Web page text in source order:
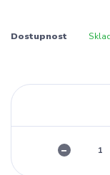
Dostupnost